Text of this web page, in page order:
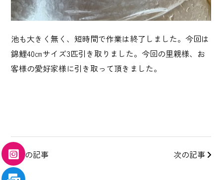
池も大きく無く、短時間で作業は終了しました。今回は
錦鯉40㎝サイズ3匹引き取りました。今回の里親様、お
客様の愛好家様に引き取って頂きました。
前の記事 次の記事